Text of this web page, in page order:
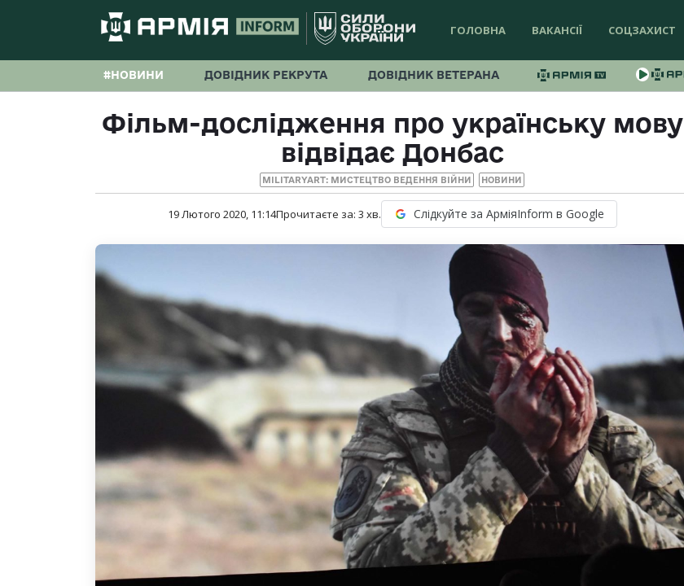
ГОЛОВНА ВАКАНСІЇ СОЦЗАХИСТ
#НОВИНИ ДОВІДНИК РЕКРУТА ДОВІДНИК ВЕТЕРАНА
Фільм-дослідження про українську мову
відвідає Донбас
MILITARYART: МИСТЕЦТВО ВЕДЕННЯ ВІЙНИ НОВИНИ
19 Лютого 2020, 11:14Прочитаєте за: 3 хв. Слідкуйте за АрміяInform в Google